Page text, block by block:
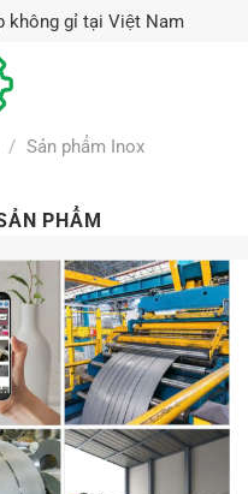
không gỉ tại Việt Nam
/ Sản phẩm Inox
PHẨM